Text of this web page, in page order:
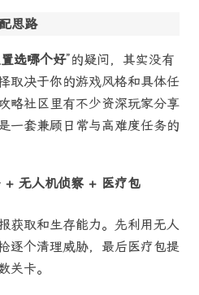
思路
选哪个好”的疑问，其实没有
取决于你的游戏风格和具体任
略社区里有不少资深玩家分享
一套兼顾日常与高难度任务的
+ 无人机侦察 + 医疗包
获取和生存能力。先利用无人
逐个清理威胁，最后医疗包提
关卡。